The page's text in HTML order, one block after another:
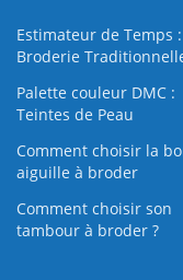
Estimateur de Temps :
Broderie
Palette couleur DMC :
Teintes de Peau
Comment choisir la
aiguille à broder
Comment choisir son
tambour à broder ?